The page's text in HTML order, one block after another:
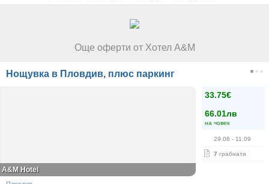
Още оферти от Хотел A&M
Нощувка в Пловдив, плюс паркинг
33.75€
66.01лв
на човек
29.06 - 11.09
7 грабнати
A&M Hotel